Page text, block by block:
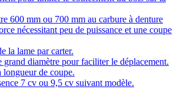
600 mm ou 700 mm au carbure à denture
nécessitant peu de puissance et une coupe
la lame par carter.
grand diamètre pour faciliter le déplacement.
longueur de coupe.
7 cv ou 9,5 cv suivant modèle.